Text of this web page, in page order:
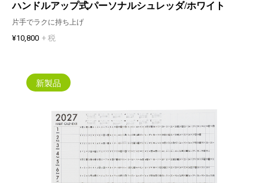
ハンドルアップ式パーソナルシュレッダ/ホワイト
片手でラクに持ち上げ
¥10,800 + 税
新製品